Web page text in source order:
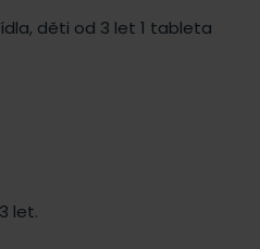
děti od 3 let 1 tableta
let.